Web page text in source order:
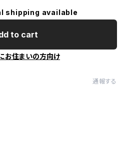
shipping available
to cart
お住まいの方向け
通報する